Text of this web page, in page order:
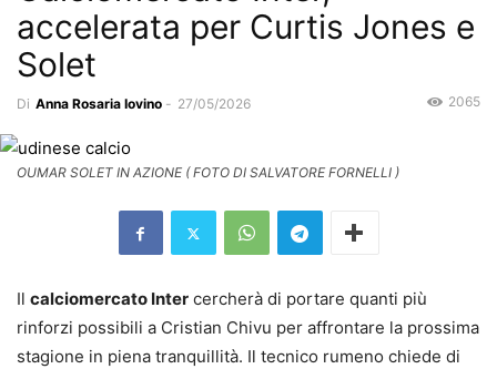
accelerata per Curtis Jones e
Solet
Di Anna Rosaria Iovino - 27/05/2026 2065
OUMAR SOLET IN AZIONE ( FOTO DI SALVATORE FORNELLI )
Il calciomercato Inter cercherà di portare quanti più
rinforzi possibili a Cristian Chivu per affrontare la prossima
stagione in piena tranquillità. Il tecnico rumeno chiede di